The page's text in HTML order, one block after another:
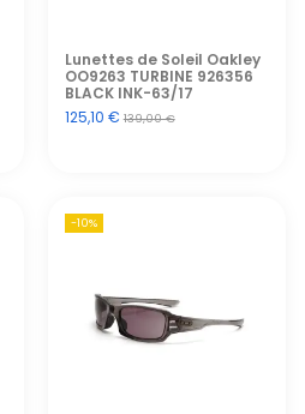
Lunettes de Soleil Oakley
OO9263 TURBINE 926356
BLACK INK-63/17
125,10 €139,00 €
-10%